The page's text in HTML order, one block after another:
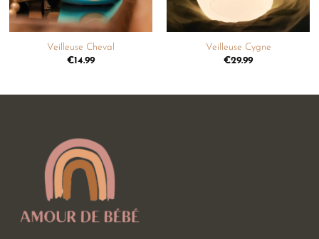
Veilleuse Cheval
€14.99
Veilleuse Cygne
€29.99